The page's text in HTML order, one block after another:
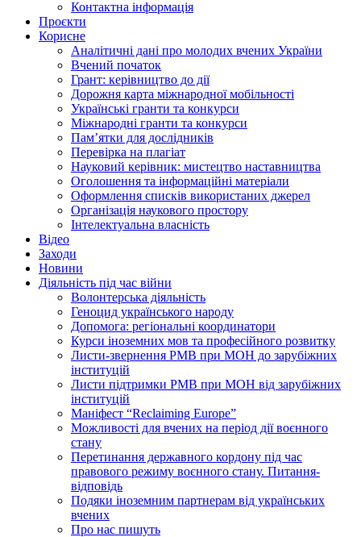
Контактна інформація
Проєкти
Корисне
Аналітичні дані про молодих вчених України
Вчений початок
Грант: керівництво до дії
Дорожня карта міжнародної мобільності
Українські гранти та конкурси
Міжнародні гранти та конкурси
Памʼятки для дослідників
Перевірка на плагіат
Науковий керівник: мистецтво наставництва
Оголошення та інформаційні матеріали
Оформлення списків використаних джерел
Організація наукового простору
Інтелектуальна власність
Відео
Заходи
Новини
Діяльність під час війни
Волонтерська діяльність
Геноцид українського народу
Допомога: регіональні координатори
Курси іноземних мов та професійного розвитку
Листи-звернення РМВ при МОН до зарубіжних
інституцій
Листи підтримки РМВ при МОН від зарубіжних
інституцій
Маніфест “Reclaiming Europe”
Можливості для вчених на період дії воєнного
стану
Перетинання державного кордону під час
правового режиму воєнного стану. Питання-
відповідь
Подяки іноземним партнерам від українських
вчених
Про нас пишуть